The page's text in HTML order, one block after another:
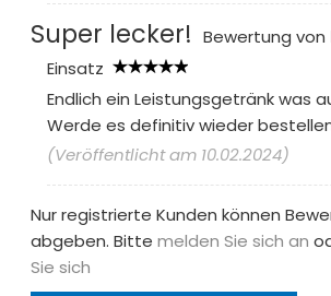
Super lecker! Bewertung von
Einsatz
Endlich ein Leistungsgetränk was
Werde es definitiv wieder
(Veröffentlicht am 10.02.2024)
Nur registrierte Kunden können
abgeben. Bittemelden Sie sich an
Sie sich